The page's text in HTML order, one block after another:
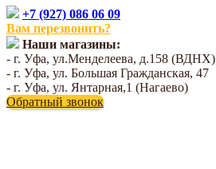
+7 (927) 086 06 09
Вам перезвонить?
Наши магазины:
- г. Уфа, ул.Менделеева, д.158 (ВДНХ)
- г. Уфа, ул. Большая Гражданская, 47
- г. Уфа, ул. Янтарная,1 (Нагаево)
Обратный звонок